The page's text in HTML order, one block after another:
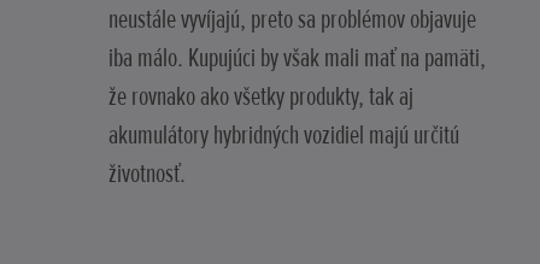
neustále vyvíjajú, preto sa problémov objavuje
iba málo. Kupujúci by však mali mať na pamäti,
že rovnako ako všetky produkty, tak aj
akumulátory hybridných vozidiel majú určitú
životnosť.